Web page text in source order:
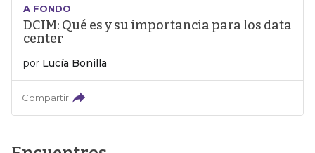
A FONDO
DCIM: Qué es y su importancia para los data
center
por Lucía Bonilla
Compartir